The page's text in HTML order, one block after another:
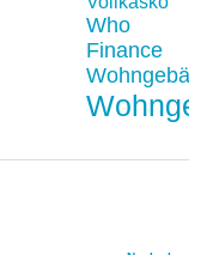
Who
Finance